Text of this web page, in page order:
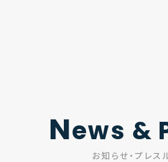
News &
お知らせ・プレス